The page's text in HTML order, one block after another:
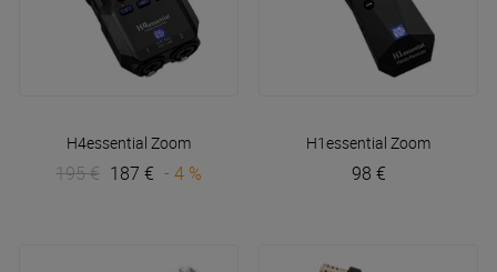
H4essential Zoom
195 € 187 € - 4 %
H1essential Zoom
98 €